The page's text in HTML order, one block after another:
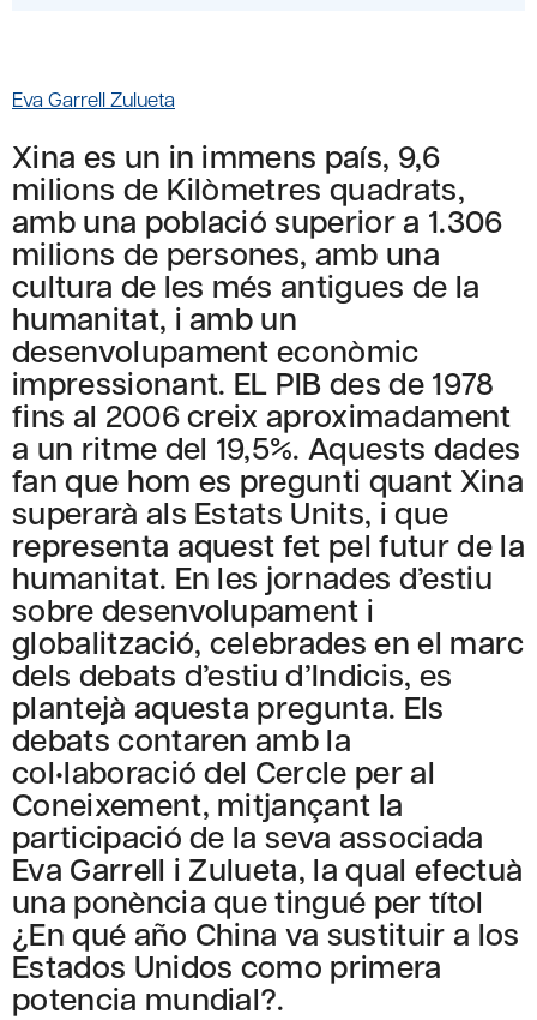
Eva Garrell Zulueta
Xina es un in immens país, 9,6
milions de Kilòmetres quadrats,
amb una població superior a 1.306
milions de persones, amb una
cultura de les més antigues de la
humanitat, i amb un
desenvolupament econòmic
impressionant. EL PIB des de 1978
fins al 2006 creix aproximadament
a un ritme del 19,5%. Aquests dades
fan que hom es pregunti quant Xina
superarà als Estats Units, i que
representa aquest fet pel futur de la
humanitat. En les jornades d’estiu
sobre desenvolupament i
globalització, celebrades en el marc
dels debats d’estiu d’Indicis, es
plantejà aquesta pregunta. Els
debats contaren amb la
col•laboració del Cercle per al
Coneixement, mitjançant la
participació de la seva associada
Eva Garrell i Zulueta, la qual efectuà
una ponència que tingué per títol
¿En qué año China va sustituir a los
Estados Unidos como primera
potencia mundial?.